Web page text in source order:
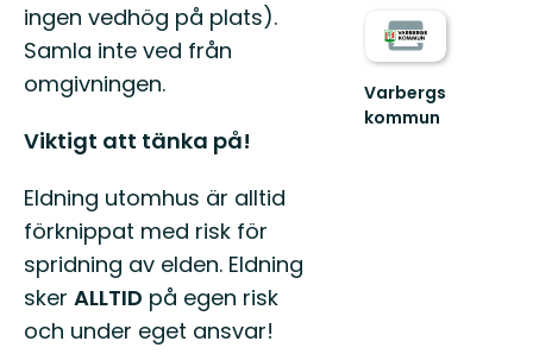
ingen vedhög på plats).
Samla inte ved från
omgivningen.
Viktigt att tänka på!
Eldning utomhus är alltid
förknippat med risk för
spridning av elden. Eldning
sker ALLTID på egen risk
och under eget ansvar!
Varbergs
kommun